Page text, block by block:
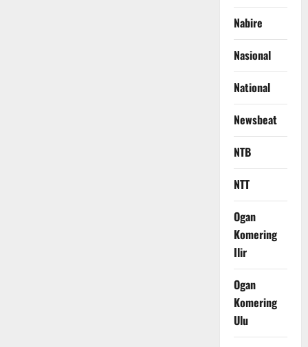
Nabire
Nasional
National
Newsbeat
NTB
NTT
Ogan
Komering
Ilir
Ogan
Komering
Ulu